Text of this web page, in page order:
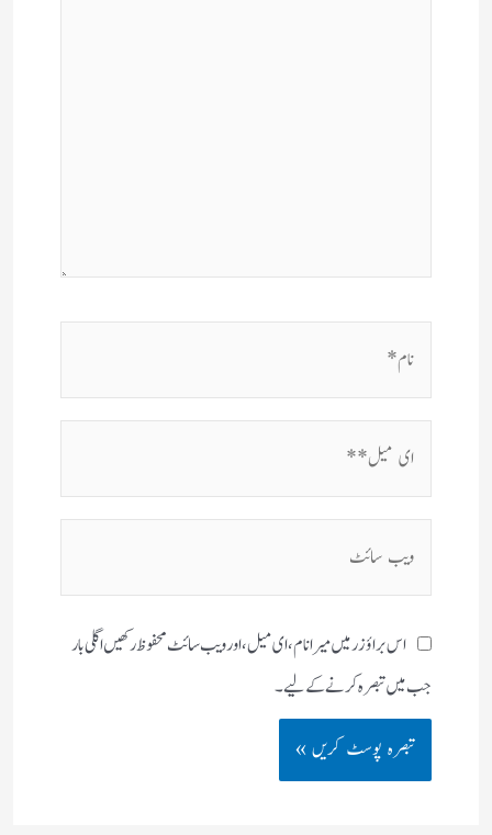
اس براؤزر میں میرا نام، ای میل، اور ویب سائٹ محفوظ رکھیں اگلی بار
جب میں تبصرہ کرنے کےلیے۔